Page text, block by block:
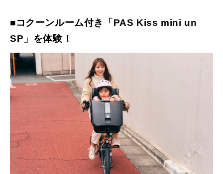
■コクーンルーム付き「PAS Kiss mini un
SP」を体験！